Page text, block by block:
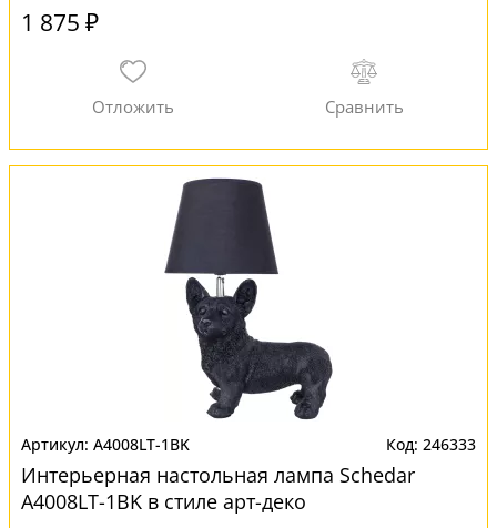
1 875 ₽
A4008LT-1BK 246333
Интерьерная настольная лампа Schedar
A4008LT-1BK в стиле арт-деко